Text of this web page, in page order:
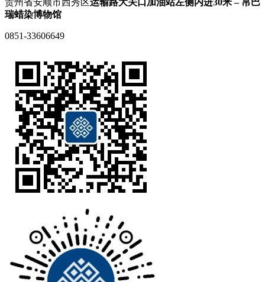
贵州省安顺市西秀区运输路大关口加油站左侧内进30米 – 帛巴
瑞蜡染博物馆
0851-33606649